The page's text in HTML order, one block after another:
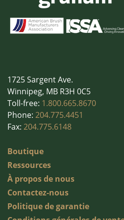
1725 Sargent Ave.
Winnipeg, MB R3H 0C5
Toll-free: 1.800.665.8670
Phone: 204.775.4451
Fax: 204.775.6148
Boutique
Ressources
À propos de nous
Contactez-nous
Politique de garantie